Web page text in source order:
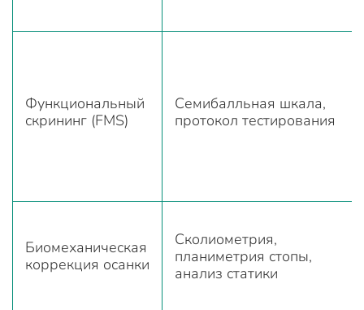
Функциональный
скрининг (FMS)
Семибалльная шкала,
протокол тестирования
Биомеханическая
коррекция осанки
Сколиометрия,
планиметрия стопы,
анализ статики